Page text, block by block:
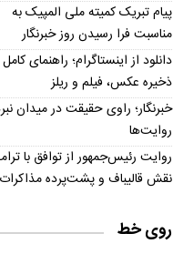
پیام تبریک کمیته ملی المپیک به
مناسبت فرا رسیدن روز خبرنگار
دانلود از اینستاگرام؛ راهنمای کامل
ذخیره عکس، فیلم و ریلز
خبرنگار؛ راوی حقیقت در میدان
روایت‌ها
روایت رئیس‌جمهور از توافق با
نقش قالیباف و پشت‌پرده مذاکرات
روی خط